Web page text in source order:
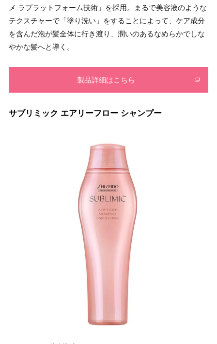
メ ラプラットフォーム技術」を採用。まるで美容液のような
テクスチャーで「塗り洗い」をすることによって、ケア成分
を含んだ泡が髪全体に行き渡り、潤いのあるなめらかでしな
やかな髪へと導く。
製品詳細はこちら
サブリミック エアリーフロー シャンプー